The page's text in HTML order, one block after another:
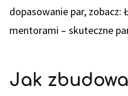
dopasowanie par, zobacz:
mentorami – skuteczne
Jak